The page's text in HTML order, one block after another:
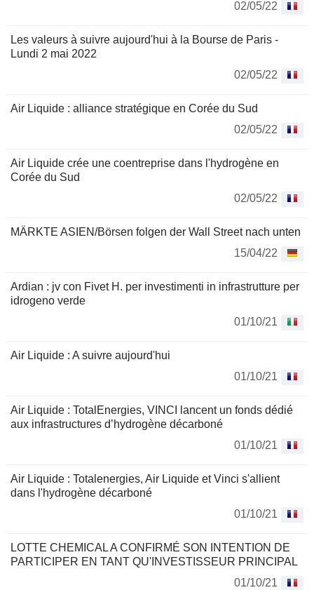
02/05/22
Les valeurs à suivre aujourd'hui à la Bourse de Paris -
Lundi 2 mai 2022
02/05/22
Air Liquide : alliance stratégique en Corée du Sud
02/05/22
Air Liquide crée une coentreprise dans l'hydrogène en
Corée du Sud
02/05/22
MÄRKTE ASIEN/Börsen folgen der Wall Street nach unten
15/04/22
Ardian : jv con Fivet H. per investimenti in infrastrutture per
idrogeno verde
01/10/21
Air Liquide : A suivre aujourd'hui
01/10/21
Air Liquide : TotalEnergies, VINCI lancent un fonds dédié
aux infrastructures d’hydrogène décarboné
01/10/21
Air Liquide : Totalenergies, Air Liquide et Vinci s'allient
dans l'hydrogène décarboné
01/10/21
LOTTE CHEMICAL A CONFIRMÉ SON INTENTION DE
PARTICIPER EN TANT QU'INVESTISSEUR PRINCIPAL
01/10/21